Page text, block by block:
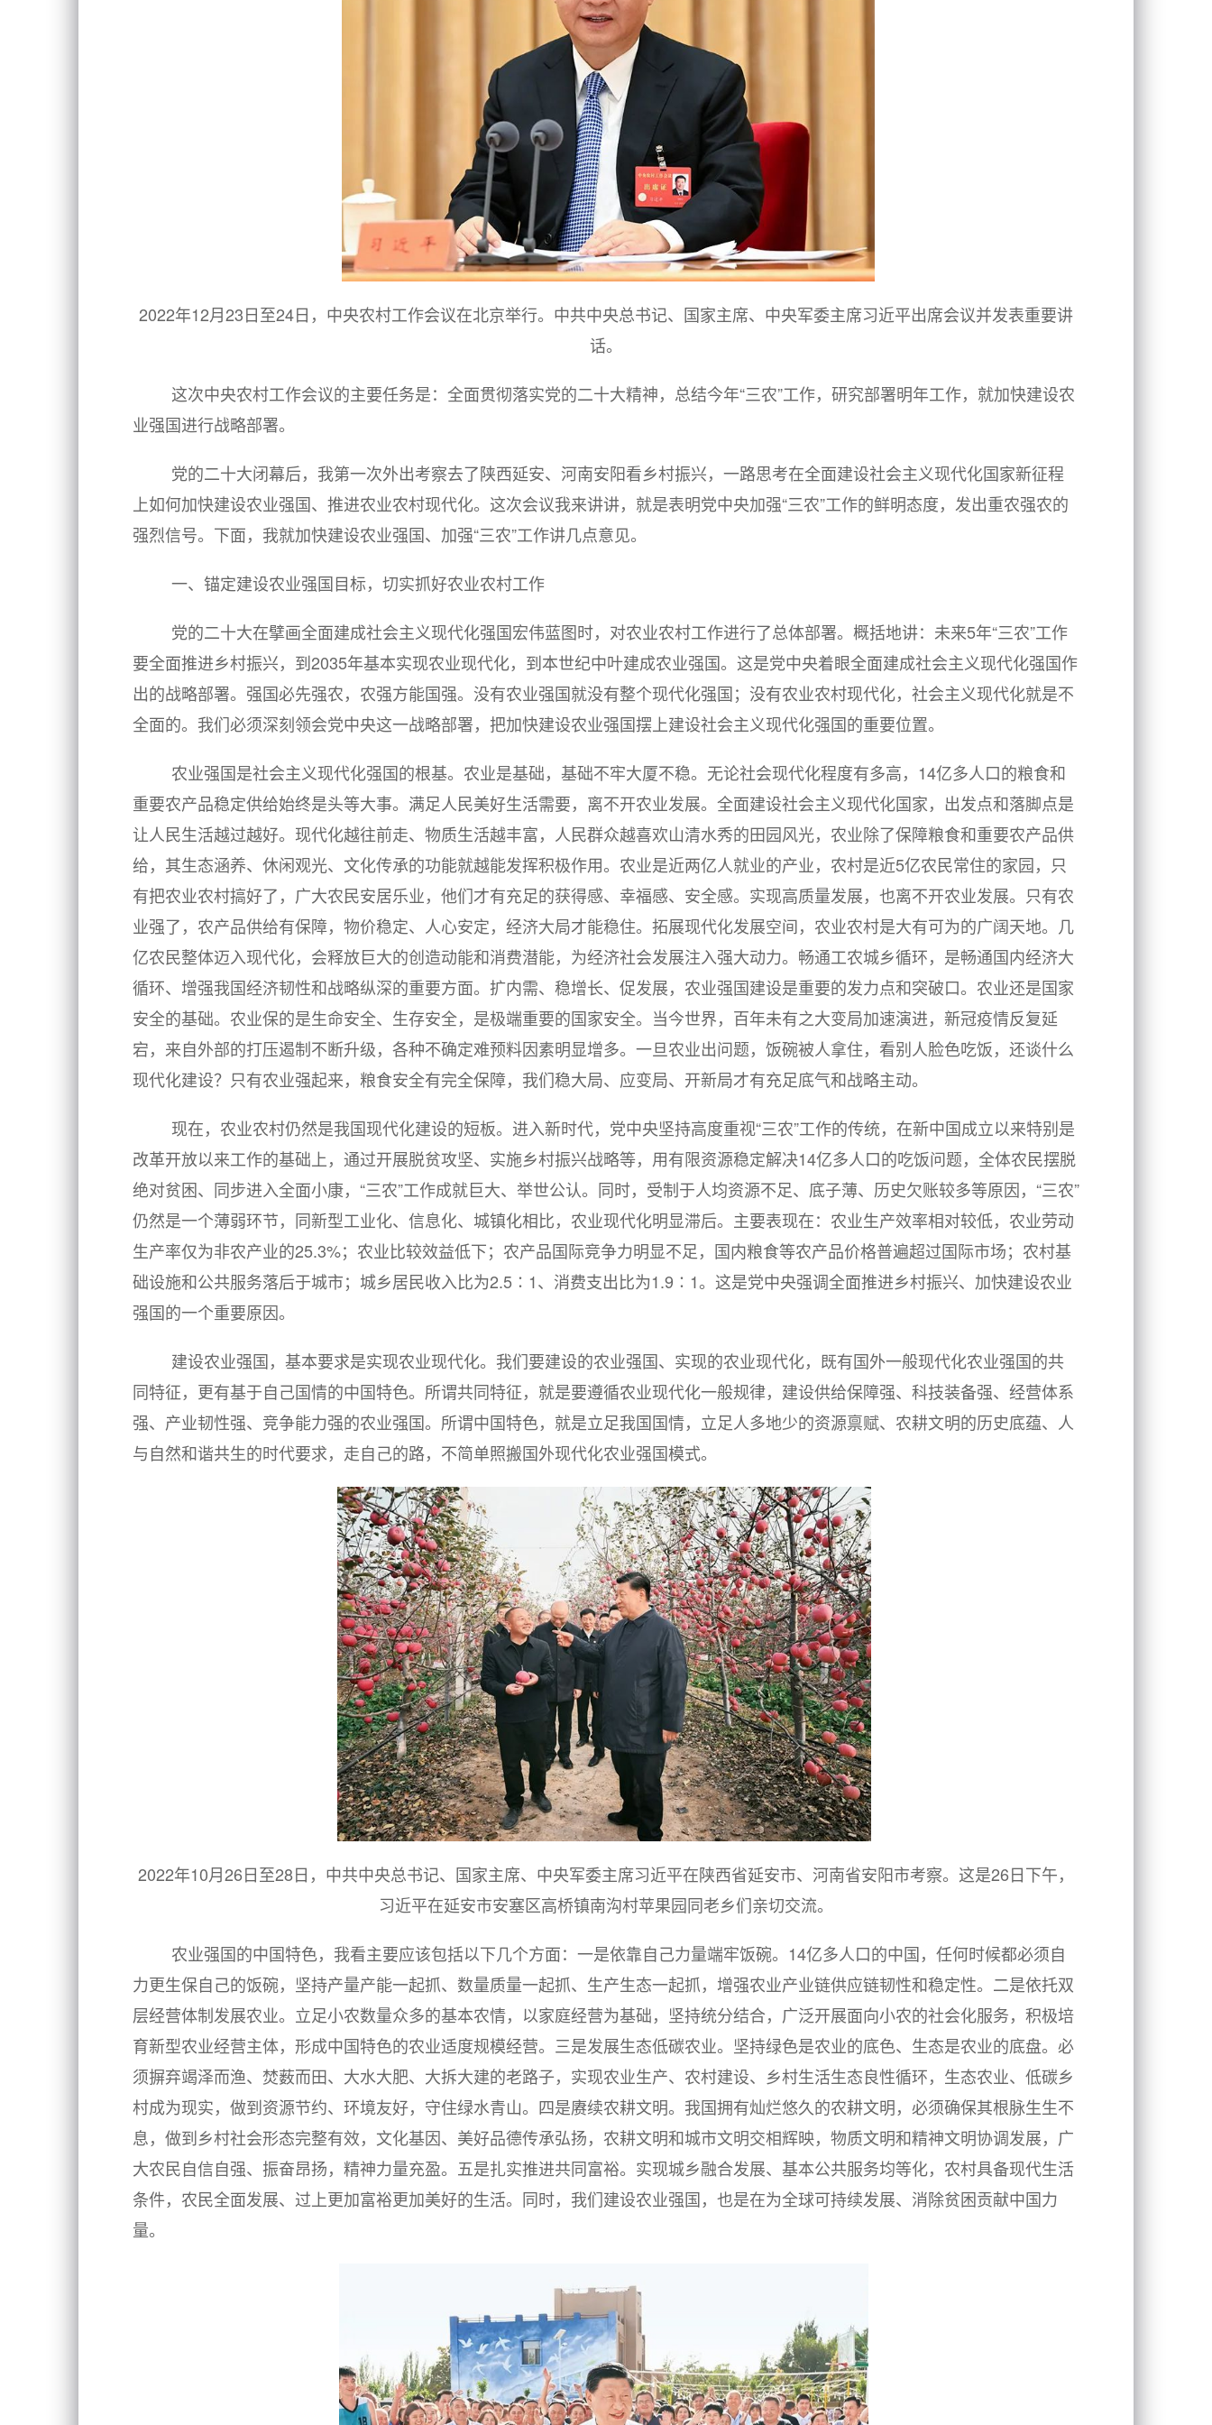
2022年12月23日至24日，中央农村工作会议在北京举行。中共中央总书记、国家主席、中央军委主席习近平出席会议并发表重要讲
话。
这次中央农村工作会议的主要任务是：全面贯彻落实党的二十大精神，总结今年“三农”工作，研究部署明年工作，就加快建设农
业强国进行战略部署。
党的二十大闭幕后，我第一次外出考察去了陕西延安、河南安阳看乡村振兴，一路思考在全面建设社会主义现代化国家新征程
上如何加快建设农业强国、推进农业农村现代化。这次会议我来讲讲，就是表明党中央加强“三农”工作的鲜明态度，发出重农强农的
强烈信号。下面，我就加快建设农业强国、加强“三农”工作讲几点意见。
一、锚定建设农业强国目标，切实抓好农业农村工作
党的二十大在擘画全面建成社会主义现代化强国宏伟蓝图时，对农业农村工作进行了总体部署。概括地讲：未来5年“三农”工作
要全面推进乡村振兴，到2035年基本实现农业现代化，到本世纪中叶建成农业强国。这是党中央着眼全面建成社会主义现代化强国作
出的战略部署。强国必先强农，农强方能国强。没有农业强国就没有整个现代化强国；没有农业农村现代化，社会主义现代化就是不
全面的。我们必须深刻领会党中央这一战略部署，把加快建设农业强国摆上建设社会主义现代化强国的重要位置。
农业强国是社会主义现代化强国的根基。农业是基础，基础不牢大厦不稳。无论社会现代化程度有多高， 14亿多人口的粮食和
重要农产品稳定供给始终是头等大事。满足人民美好生活需要，离不开农业发展。全面建设社会主义现代化国家，出发点和落脚点是
让人民生活越过越好。现代化越往前走、物质生活越丰富，人民群众越喜欢山清水秀的田园风光，农业除了保障粮食和重要农产品供
给，其生态涵养、休闲观光、文化传承的功能就越能发挥积极作用。农业是近两亿人就业的产业，农村是近5亿农民常住的家园，只
有把农业农村搞好了，广大农民安居乐业，他们才有充足的获得感、幸福感、安全感。实现高质量发展，也离不开农业发展。只有农
业强了，农产品供给有保障，物价稳定、人心安定，经济大局才能稳住。拓展现代化发展空间，农业农村是大有可为的广阔天地。几
亿农民整体迈入现代化，会释放巨大的创造动能和消费潜能，为经济社会发展注入强大动力。畅通工农城乡循环，是畅通国内经济大
循环、增强我国经济韧性和战略纵深的重要方面。扩内需、稳增长、促发展，农业强国建设是重要的发力点和突破口。农业还是国家
安全的基础。农业保的是生命安全、生存安全，是极端重要的国家安全。当今世界，百年未有之大变局加速演进，新冠疫情反复延
宕，来自外部的打压遏制不断升级，各种不确定难预料因素明显增多。一旦农业出问题，饭碗被人拿住，看别人脸色吃饭，还谈什么
现代化建设？只有农业强起来，粮食安全有完全保障，我们稳大局、应变局、开新局才有充足底气和战略主动。
现在，农业农村仍然是我国现代化建设的短板。进入新时代，党中央坚持高度重视“三农”工作的传统，在新中国成立以来特别是
改革开放以来工作的基础上，通过开展脱贫攻坚、实施乡村振兴战略等，用有限资源稳定解决14亿多人口的吃饭问题，全体农民摆脱
绝对贫困、同步进入全面小康，“三农”工作成就巨大、举世公认。同时，受制于人均资源不足、底子薄、历史欠账较多等原因，“三农”
仍然是一个薄弱环节，同新型工业化、信息化、城镇化相比，农业现代化明显滞后。主要表现在：农业生产效率相对较低，农业劳动
生产率仅为非农产业的25.3%；农业比较效益低下；农产品国际竞争力明显不足，国内粮食等农产品价格普遍超过国际市场；农村基
础设施和公共服务落后于城市；城乡居民收入比为2.5∶1、消费支出比为1.9∶1。这是党中央强调全面推进乡村振兴、加快建设农业
强国的一个重要原因。
建设农业强国，基本要求是实现农业现代化。我们要建设的农业强国、实现的农业现代化，既有国外一般现代化农业强国的共
同特征，更有基于自己国情的中国特色。所谓共同特征，就是要遵循农业现代化一般规律，建设供给保障强、科技装备强、经营体系
强、产业韧性强、竞争能力强的农业强国。所谓中国特色，就是立足我国国情，立足人多地少的资源禀赋、农耕文明的历史底蕴、人
与自然和谐共生的时代要求，走自己的路，不简单照搬国外现代化农业强国模式。
2022年10月26日至28日，中共中央总书记、国家主席、中央军委主席习近平在陕西省延安市、河南省安阳市考察。这是26日下午，
习近平在延安市安塞区高桥镇南沟村苹果园同老乡们亲切交流。
农业强国的中国特色，我看主要应该包括以下几个方面：一是依靠自己力量端牢饭碗。 14亿多人口的中国，任何时候都必须自
力更生保自己的饭碗，坚持产量产能一起抓、数量质量一起抓、生产生态一起抓，增强农业产业链供应链韧性和稳定性。二是依托双
层经营体制发展农业。立足小农数量众多的基本农情，以家庭经营为基础，坚持统分结合，广泛开展面向小农的社会化服务，积极培
育新型农业经营主体，形成中国特色的农业适度规模经营。三是发展生态低碳农业。坚持绿色是农业的底色、生态是农业的底盘。必
须摒弃竭泽而渔、焚薮而田、大水大肥、大拆大建的老路子，实现农业生产、农村建设、乡村生活生态良性循环，生态农业、低碳乡
村成为现实，做到资源节约、环境友好，守住绿水青山。四是赓续农耕文明。我国拥有灿烂悠久的农耕文明，必须确保其根脉生生不
息，做到乡村社会形态完整有效，文化基因、美好品德传承弘扬，农耕文明和城市文明交相辉映，物质文明和精神文明协调发展，广
大农民自信自强、振奋昂扬，精神力量充盈。五是扎实推进共同富裕。实现城乡融合发展、基本公共服务均等化，农村具备现代生活
条件，农民全面发展、过上更加富裕更加美好的生活。同时，我们建设农业强国，也是在为全球可持续发展、消除贫困贡献中国力
量。